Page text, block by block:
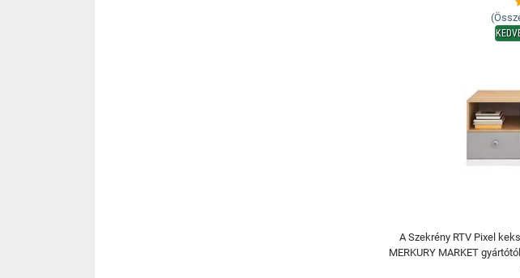
A Szekrény RTV Pixel
MERKURY MARKET